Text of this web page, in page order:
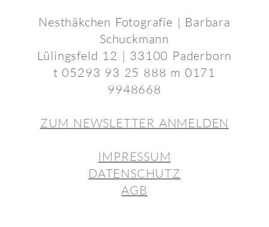
Nesthäkchen Fotografie | Barbara
Schuckmann
Lülingsfeld 12 | 33100 Paderborn
t 05293 93 25 888 m 0171
9948668
ZUM NEWSLETTER ANMELDEN
IMPRESSUM
DATENSCHUTZ
AGB